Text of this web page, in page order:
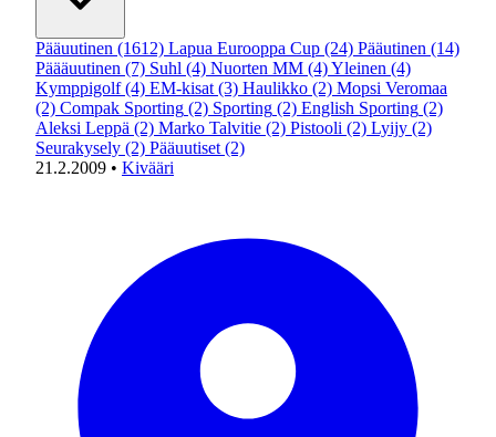
Pääuutinen (1612) Lapua Eurooppa Cup (24) Pääutinen (14)
Päääuutinen (7) Suhl (4) Nuorten MM (4)Yleinen (4)
Kymppigolf (4) EM-kisat (3) Haulikko (2) Mopsi Veromaa
(2) Compak Sporting (2) Sporting (2) English Sporting (2)
Aleksi Leppä (2) Marko Talvitie (2) Pistooli (2) Lyijy (2)
Seurakysely (2) Pääuutiset (2)
21.2.2009 • Kivääri